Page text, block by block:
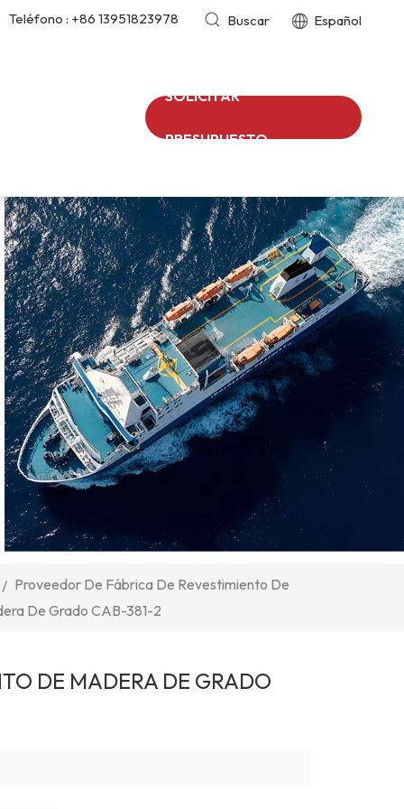
Teléfono : +86 13951823978 Buscar Español
SOLICITAR
PRESUPUESTO
/ Proveedor De Fábrica De Revestimiento De
De Grado CAB-381-2
DE MADERA DE GRADO